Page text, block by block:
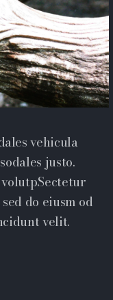
vehicula
justo.
do eiusm od
velit.